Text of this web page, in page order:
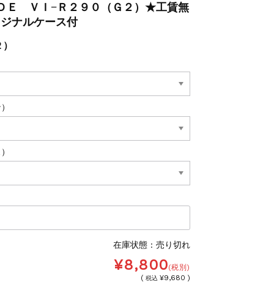
Ｅ ＶＩ−Ｒ２９０（Ｇ２）★工賃無
ナルケース付
在庫状態 : 売り切れ
¥8,800(税別)
( 税込 ¥9,680 )